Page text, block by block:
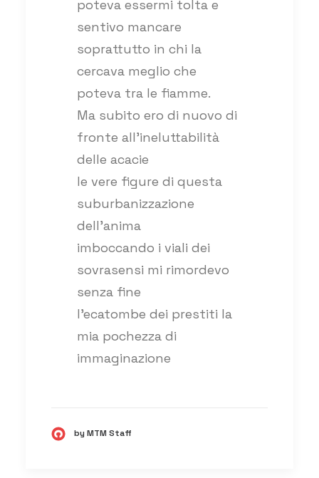
poteva essermi tolta e
sentivo mancare
soprattutto in chi la
cercava meglio che
poteva tra le fiamme.
Ma subito ero di nuovo di
fronte all’ineluttabilità
delle acacie
le vere figure di questa
suburbanizzazione
dell’anima
imboccando i viali dei
sovrasensi mi rimordevo
senza fine
l’ecatombe dei prestiti la
mia pochezza di
immaginazione
by MTM Staff